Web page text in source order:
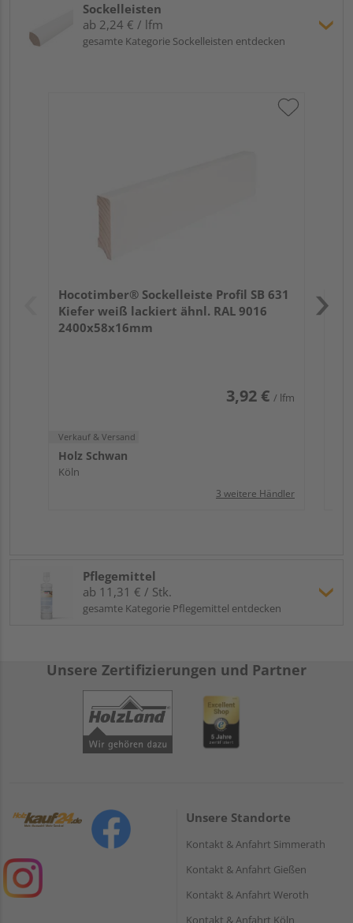
Sockelleisten
ab 2,24 € / lfm
gesamte Kategorie Sockelleisten entdecken
Hocotimber® Sockelleiste Profil SB 631
Kiefer weiß lackiert ähnl. RAL 9016
2400x58x16mm
3,92 € / lfm
Verkauf & Versand
Holz Schwan
Köln
3 weitere Händler
Pflegemittel
ab 11,31 € / Stk.
gesamte Kategorie Pflegemittel entdecken
Unsere Zertifizierungen und Partner
Unsere Standorte
Kontakt & Anfahrt Simmerath
Kontakt & Anfahrt Gießen
Kontakt & Anfahrt Weroth
Kontakt & Anfahrt Köln